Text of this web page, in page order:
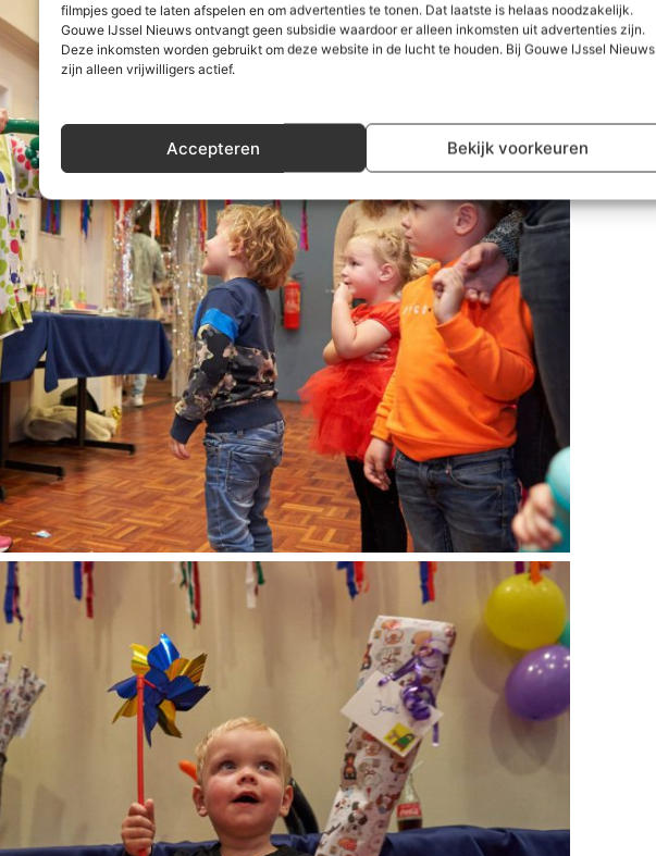
filmpjes goed te laten afspelen en om advertenties te tonen. Dat laatste is helaas noodzakelijk.
Gouwe IJssel Nieuws ontvangt geen subsidie waardoor er alleen inkomsten uit advertenties zijn.
Deze inkomsten worden gebruikt om deze website in de lucht te houden. Bij Gouwe IJssel Nieuws
zijn alleen vrijwilligers actief.
Accepteren Bekijk voorkeuren